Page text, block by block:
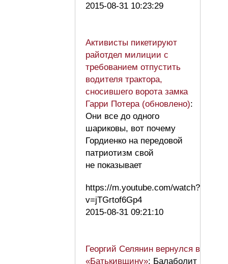
2015-08-31 10:23:29
Активисты пикетируют
райотдел милиции с
требованием отпустить
водителя трактора,
сносившего ворота замка
Гарри Потера (обновлено):
Они все до одного
шариковы, вот почему
Гордиенко на передовой
патриотизм свой
не показывает
https://m.youtube.com/watch?
v=jTGrtof6Gp4
2015-08-31 09:21:10
Георгий Селянин вернулся в
«Батькивщину»: Балаболит